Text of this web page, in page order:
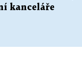
kanceláře